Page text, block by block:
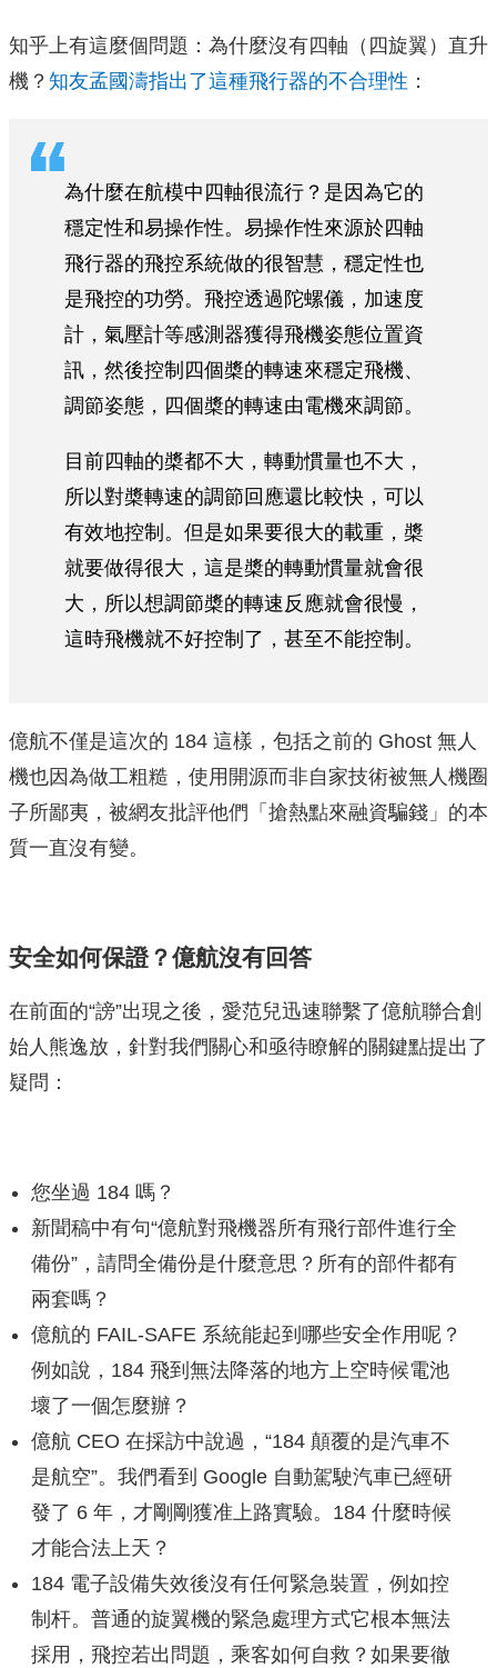
知乎上有這麼個問題：為什麼沒有四軸（四旋翼）直升
機？ 知友孟國濤指出了這種飛行器的不合理性 ：
為什麼在航模中四軸很流行？是因為它的
穩定性和易操作性。易操作性來源於四軸
飛行器的飛控系統做的很智慧，穩定性也
是飛控的功勞。飛控透過陀螺儀，加速度
計，氣壓計等感測器獲得飛機姿態位置資
訊，然後控制四個槳的轉速來穩定飛機、
調節姿態，四個槳的轉速由電機來調節。
目前四軸的槳都不大，轉動慣量也不大，
所以對槳轉速的調節回應還比較快，可以
有效地控制。但是如果要很大的載重，槳
就要做得很大，這是槳的轉動慣量就會很
大，所以想調節槳的轉速反應就會很慢，
這時飛機就不好控制了，甚至不能控制。
億航不僅是這次的 184 這樣，包括之前的 Ghost 無人
機也因為做工粗糙，使用開源而非自家技術被無人機圈
子所鄙夷，被網友批評他們「搶熱點來融資騙錢」的本
質一直沒有變。
安全如何保證？億航沒有回答
在前面的“謗”出現之後，愛范兒迅速聯繫了億航聯合創
始人熊逸放，針對我們關心和亟待瞭解的關鍵點提出了
疑問：
您坐過 184 嗎？
新聞稿中有句“億航對飛機器所有飛行部件進行全
備份”，請問全備份是什麼意思？所有的部件都有
兩套嗎？
億航的 FAIL-SAFE 系統能起到哪些安全作用呢？
例如說，184 飛到無法降落的地方上空時候電池
壞了一個怎麼辦？
億航 CEO 在採訪中說過，“184 顛覆的是汽車不
是航空”。我們看到 Google 自動駕駛汽車已經研
發了 6 年，才剛剛獲准上路實驗。184 什麼時候
才能合法上天？
184 電子設備失效後沒有任何緊急裝置，例如控
制杆。普通的旋翼機的緊急處理方式它根本無法
採用，飛控若出問題，乘客如何自救？如果要徹